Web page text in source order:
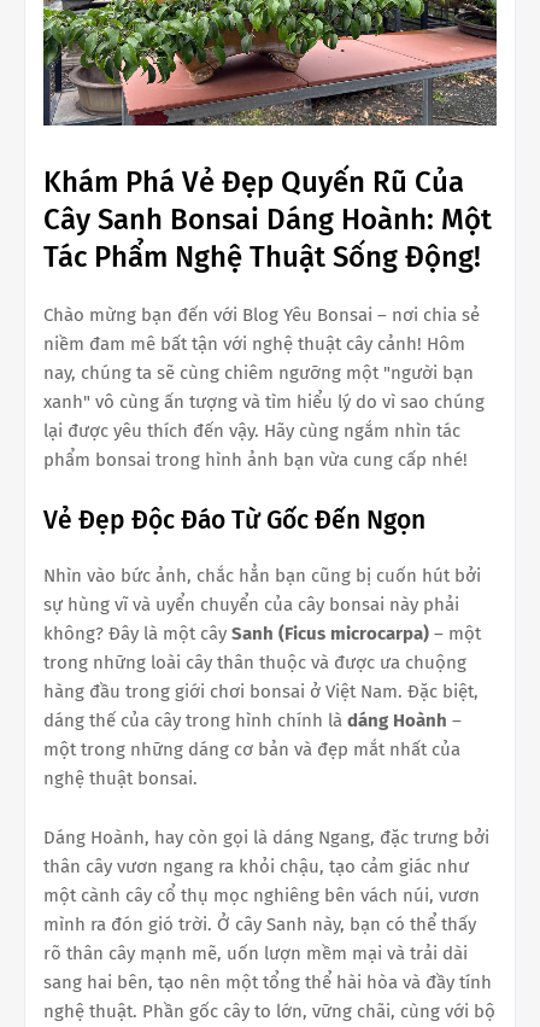
Khám Phá Vẻ Đẹp Quyến Rũ Của
Cây Sanh Bonsai Dáng Hoành: Một
Tác Phẩm Nghệ Thuật Sống Động!
Chào mừng bạn đến với Blog Yêu Bonsai – nơi chia sẻ
niềm đam mê bất tận với nghệ thuật cây cảnh! Hôm
nay, chúng ta sẽ cùng chiêm ngưỡng một "người bạn
xanh" vô cùng ấn tượng và tìm hiểu lý do vì sao chúng
lại được yêu thích đến vậy. Hãy cùng ngắm nhìn tác
phẩm bonsai trong hình ảnh bạn vừa cung cấp nhé!
Vẻ Đẹp Độc Đáo Từ Gốc Đến Ngọn
Nhìn vào bức ảnh, chắc hẳn bạn cũng bị cuốn hút bởi
sự hùng vĩ và uyển chuyển của cây bonsai này phải
không? Đây là một cây Sanh (Ficus microcarpa) – một
trong những loài cây thân thuộc và được ưa chuộng
hàng đầu trong giới chơi bonsai ở Việt Nam. Đặc biệt,
dáng thế của cây trong hình chính là dáng Hoành –
một trong những dáng cơ bản và đẹp mắt nhất của
nghệ thuật bonsai.
Dáng Hoành, hay còn gọi là dáng Ngang, đặc trưng bởi
thân cây vươn ngang ra khỏi chậu, tạo cảm giác như
một cành cây cổ thụ mọc nghiêng bên vách núi, vươn
mình ra đón gió trời. Ở cây Sanh này, bạn có thể thấy
rõ thân cây mạnh mẽ, uốn lượn mềm mại và trải dài
sang hai bên, tạo nên một tổng thể hài hòa và đầy tính
nghệ thuật. Phần gốc cây to lớn, vững chãi, cùng với bộ